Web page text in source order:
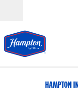
HAMPTON